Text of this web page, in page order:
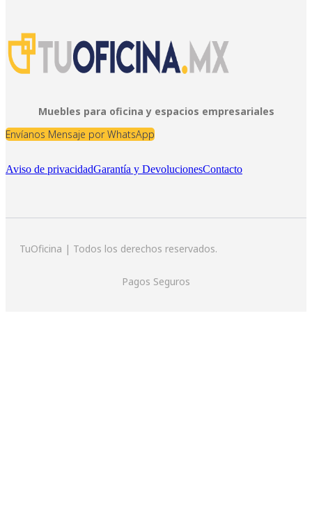
Muebles para oficina y espacios empresariales
Envíanos Mensaje por WhatsApp
Aviso de privacidadGarantía y DevolucionesContacto
TuOficina | Todos los derechos reservados.
Pagos Seguros